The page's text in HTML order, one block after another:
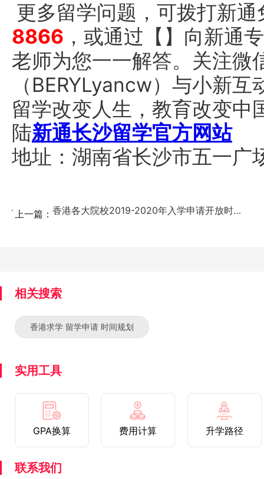
更多留学问题，可拨打新
8866 ，或通过 【 】 向新通
老师为您一一解答。关注微
（BERYLyancw）与小新
留学改变人生，教育改变中
陆新通长沙留学官方网站
地址：湖南省长沙市五一
上一篇： 香港各大院校2019-2020年入学申请开放时间...
相关搜索
香港求学 留学申请 时间规划
实用工具
GPA换算 费用计算 升学路径
联系我们